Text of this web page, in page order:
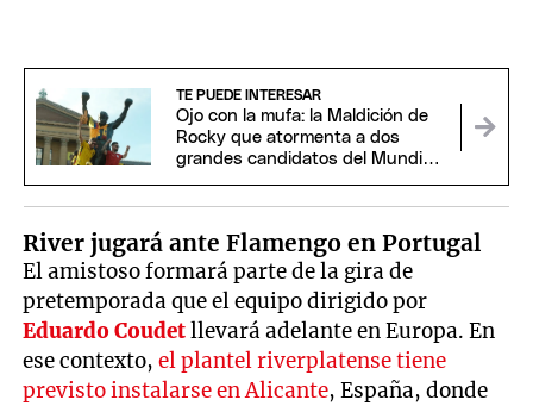
TE PUEDE INTERESAR
Ojo con la mufa: la Maldición de
Rocky que atormenta a dos
grandes candidatos del Mundial
River jugará ante Flamengo en Portugal
El amistoso formará parte de la gira de
pretemporada que el equipo dirigido por
Eduardo Coudetllevará adelante en Europa. En
ese contexto, el plantel riverplatense tiene
previsto instalarse en Alicante, España, donde